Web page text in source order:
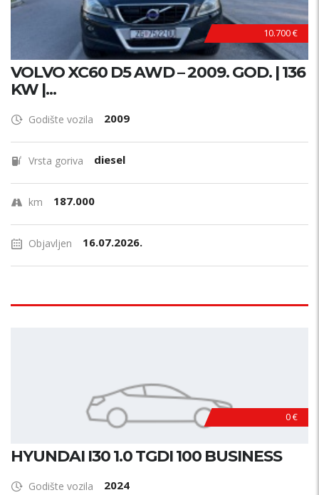
10.700 €
VOLVO XC60 D5 AWD – 2009. GOD. | 136
KW |...
Godište vozila 2009
Vrsta goriva diesel
km 187.000
Objavljen 16.07.2026.
0 €
HYUNDAI I30 1.0 TGDI 100 BUSINESS
Godište vozila 2024